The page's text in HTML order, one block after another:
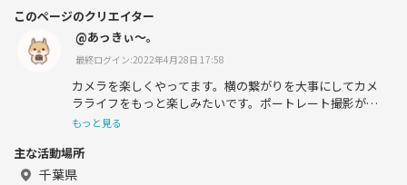
このページのクリエイター
@あっきぃ〜。
最終ログイン:2022年4月28日 17:58
カメラを楽しくやってます。横の繋がりを大事にしてカメ
ラライフをもっと楽しみたいです。ポートレート撮影が好
きです。撮影会、イベントやりたいです。
もっと見る
主な活動場所
千葉県